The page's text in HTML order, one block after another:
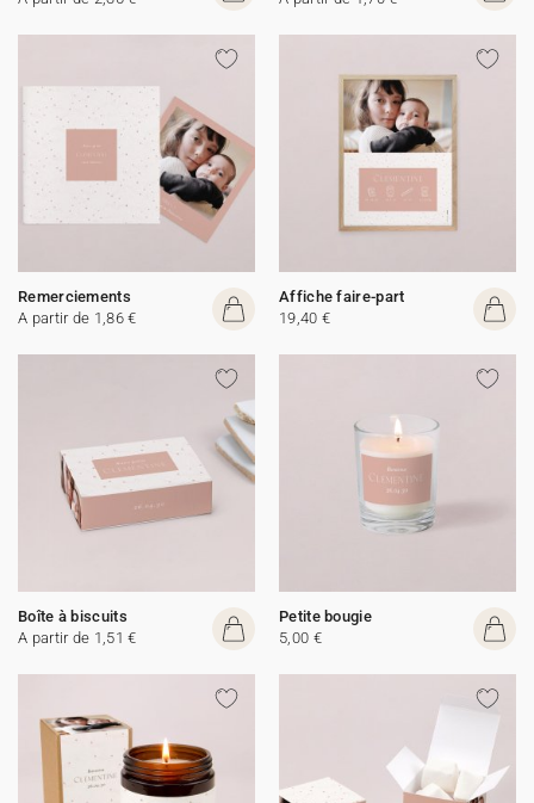
Remerciements
A partir de 1,86 €
Affiche faire-part
19,40 €
Boîte à biscuits
A partir de 1,51 €
Petite bougie
5,00 €